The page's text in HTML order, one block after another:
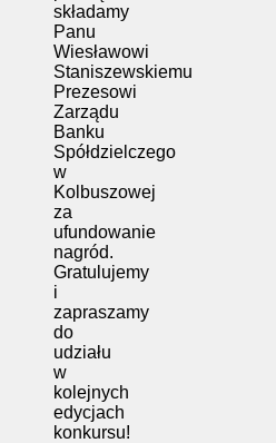
składamy
Panu
Wiesławowi
Staniszewskiemu
Prezesowi
Zarządu
Banku
Spółdzielczego
w
Kolbuszowej
za
ufundowanie
nagród.
Gratulujemy
i
zapraszamy
do
udziału
w
kolejnych
edycjach
konkursu!